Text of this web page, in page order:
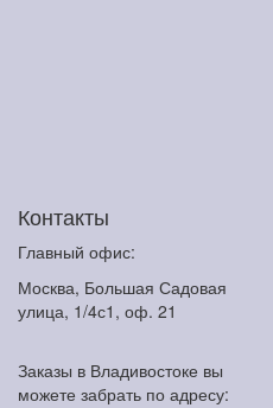
Контакты
Главный офис:
Москва, Большая Садовая
улица, 1/4с1, оф. 21
Заказы в Владивостоке вы
можете забрать по адресу: